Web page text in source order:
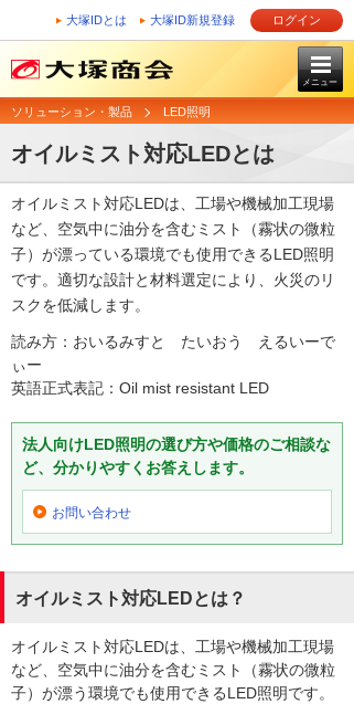
大塚IDとは 大塚ID新規登録 ログイン
メニュー
ソリューション・製品 LED照明
オイルミスト対応LEDとは
オイルミスト対応LEDは、工場や機械加工現場
など、空気中に油分を含むミスト（霧状の微粒
子）が漂っている環境でも使用できるLED照明
です。適切な設計と材料選定により、火災のリ
スクを低減します。
読み方：おいるみすと たいおう えるいーで
ぃー
英語正式表記：Oil mist resistant LED
法人向けLED照明の選び方や価格のご相談な
ど、分かりやすくお答えします。
お問い合わせ
オイルミスト対応LEDとは？
オイルミスト対応LEDは、工場や機械加工現場
など、空気中に油分を含むミスト（霧状の微粒
子）が漂う環境でも使用できるLED照明です。